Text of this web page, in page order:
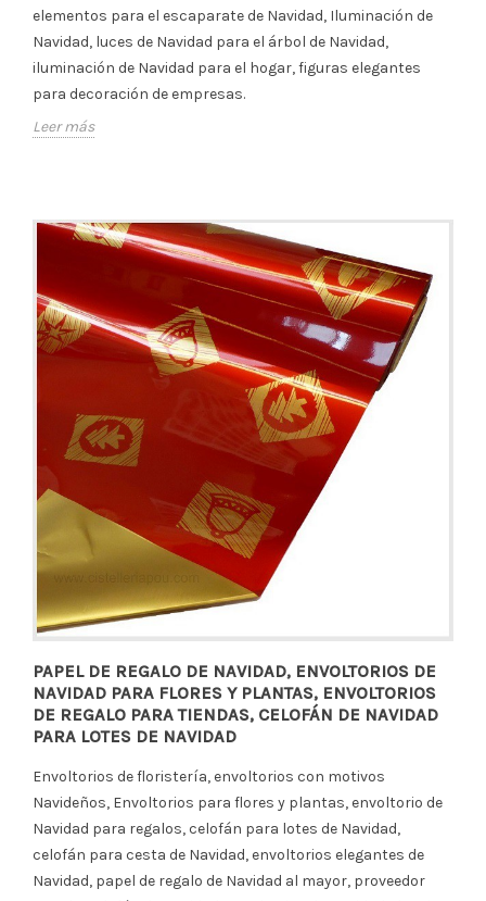
elementos para el escaparate de Navidad, Iluminación de
Navidad, luces de Navidad para el árbol de Navidad,
iluminación de Navidad para el hogar, figuras elegantes
para decoración de empresas.
Leer más
PAPEL DE REGALO DE NAVIDAD, ENVOLTORIOS DE
NAVIDAD PARA FLORES Y PLANTAS, ENVOLTORIOS
DE REGALO PARA TIENDAS, CELOFÁN DE NAVIDAD
PARA LOTES DE NAVIDAD
Envoltorios de floristería, envoltorios con motivos
Navideños, Envoltorios para flores y plantas, envoltorio de
Navidad para regalos, celofán para lotes de Navidad,
celofán para cesta de Navidad, envoltorios elegantes de
Navidad, papel de regalo de Navidad al mayor, proveedor